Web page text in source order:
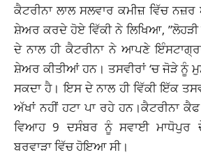
ਕੈਟਰੀਨਾ ਲਾਲ ਸਲਵਾਰ ਕਮੀਜ਼ ਵਿੱਚ
ਸ਼ੇਅਰ ਕਰਦੇ ਹੋਏ ਵਿੱਕੀ ਨੇ ਲਿਖਿਆ,
ਦੇ ਨਾਲ ਹੀ ਕੈਟਰੀਨਾ ਨੇ ਆਪਣੇ
ਸ਼ੇਅਰ ਕੀਤੀਆਂ ਹਨ। ਤਸਵੀਰਾਂ ‘ਚ ਜੋੜੇ ਨੂੰ
ਸਕਦਾ ਹੈ। ਇਸ ਦੇ ਨਾਲ ਹੀ ਵਿੱਕੀ ਇੱਕ
ਅੱਖਾਂ ਨਹੀਂ ਹਟਾ ਪਾ ਰਹੇ ਹਨ।ਕੈਟਰੀਨਾ
ਵਿਆਹ 9 ਦਸੰਬਰ ਨੂੰ ਸਵਾਈ ਮਾਧੋਪੁਰ
ਬਰਵਾੜਾ ਵਿੱਚ ਹੋਇਆ ਸੀ।